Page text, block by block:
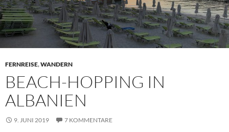
FERNREISE,WANDERN
BEACH-HOPPING IN
ALBANIEN
9. JUNI 2019 7 KOMMENTARE